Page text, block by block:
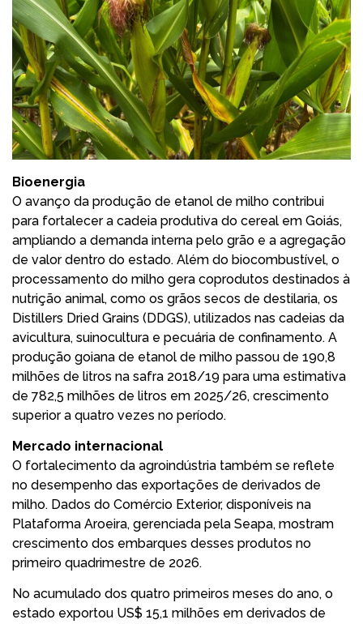
Bioenergia
O avanço da produção de etanol de milho contribui
para fortalecer a cadeia produtiva do cereal em Goiás,
ampliando a demanda interna pelo grão e a agregação
de valor dentro do estado. Além do biocombustível, o
processamento do milho gera coprodutos destinados à
nutrição animal, como os grãos secos de destilaria, os
Distillers Dried Grains (DDGS), utilizados nas cadeias da
avicultura, suinocultura e pecuária de confinamento. A
produção goiana de etanol de milho passou de 190,8
milhões de litros na safra 2018/19 para uma estimativa
de 782,5 milhões de litros em 2025/26, crescimento
superior a quatro vezes no período.
Mercado internacional
O fortalecimento da agroindústria também se reflete
no desempenho das exportações de derivados de
milho. Dados do Comércio Exterior, disponíveis na
Plataforma Aroeira, gerenciada pela Seapa, mostram
crescimento dos embarques desses produtos no
primeiro quadrimestre de 2026.
No acumulado dos quatro primeiros meses do ano, o
estado exportou US$ 15,1 milhões em derivados de